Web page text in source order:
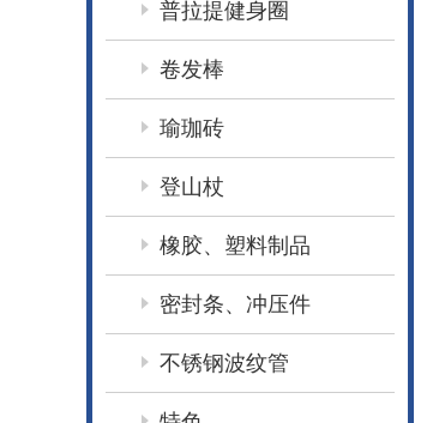
普拉提健身圈
卷发棒
瑜珈砖
登山杖
橡胶、塑料制品
密封条、冲压件
不锈钢波纹管